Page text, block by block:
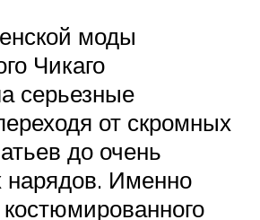
моды
Чикаго
серьезные
от скромных
до очень
нарядов. Именно